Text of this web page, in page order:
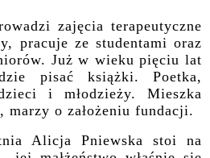
zajęcia terapeutyczne
pracuje ze studentami oraz
Już w wieku pięciu lat
pisać książki. Poetka,
i młodzieży. Mieszka
marzy o założeniu fundacji.
Alicja Pniewska stoi na